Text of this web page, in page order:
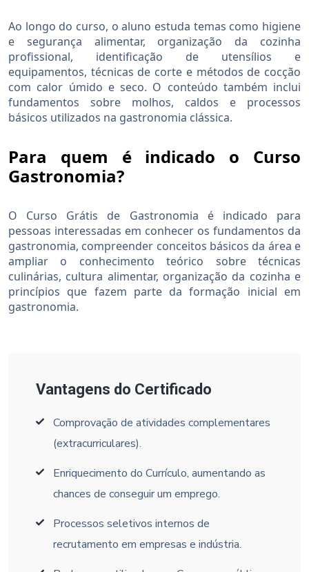
Ao longo do curso, o aluno estuda temas como higiene
e segurança alimentar, organização da cozinha
profissional, identificação de utensílios e
equipamentos, técnicas de corte e métodos de cocção
com calor úmido e seco. O conteúdo também inclui
fundamentos sobre molhos, caldos e processos
básicos utilizados na gastronomia clássica.
Para quem é indicado o Curso
Gastronomia?
O Curso Grátis de Gastronomia é indicado para
pessoas interessadas em conhecer os fundamentos da
gastronomia, compreender conceitos básicos da área e
ampliar o conhecimento teórico sobre técnicas
culinárias, cultura alimentar, organização da cozinha e
princípios que fazem parte da formação inicial em
gastronomia.
Vantagens do Certificado
Comprovação de atividades complementares
(extracurriculares).
Enriquecimento do Currículo, aumentando as
chances de conseguir um emprego.
Processos seletivos internos de
recrutamento em empresas e indústria.